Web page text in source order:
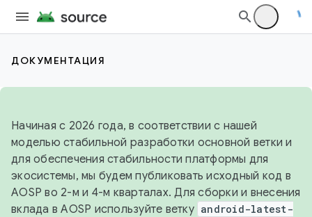
ДОКУМЕНТАЦИЯ
Начиная с 2026 года, в соответствии с нашей
моделью стабильной разработки основной ветки и
для обеспечения стабильности платформы для
экосистемы, мы будем публиковать исходный код в
AOSP во 2-м и 4-м кварталах. Для сборки и внесения
вклада в AOSP используйте ветку android-latest-